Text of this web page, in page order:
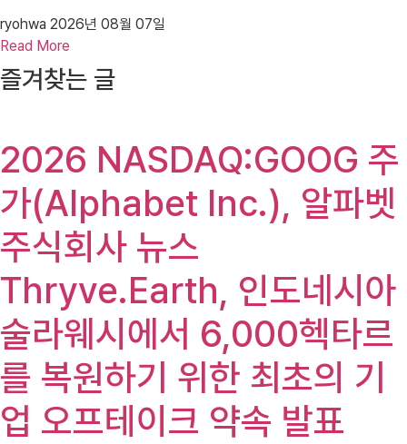
ryohwa 2026년 08월 07일
Read More
즐겨찾는 글
2026 NASDAQ:GOOG 주
가(Alphabet Inc.), 알파벳
주식회사 뉴스
Thryve.Earth, 인도네시아
술라웨시에서 6,000헥타르
를 복원하기 위한 최초의 기
업 오프테이크 약속 발표